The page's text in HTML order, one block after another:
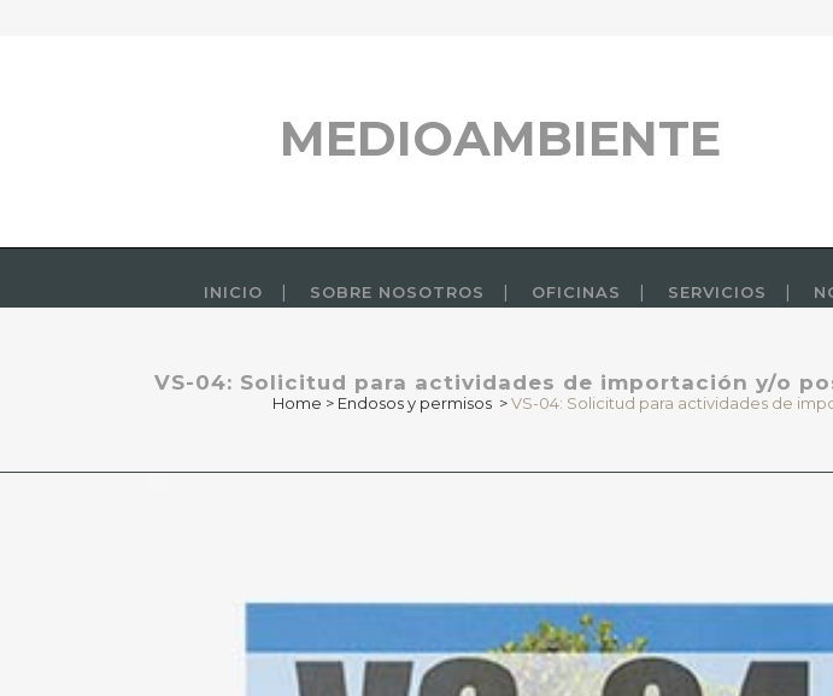
MEDIOAMBIENTE
INICIO SOBRE NOSOTROS OFICINAS SERVICIOS
VS-04: Solicitud para actividades de importación y/o
Home > Endosos y permisos >VS-04: Solicitud para actividades de